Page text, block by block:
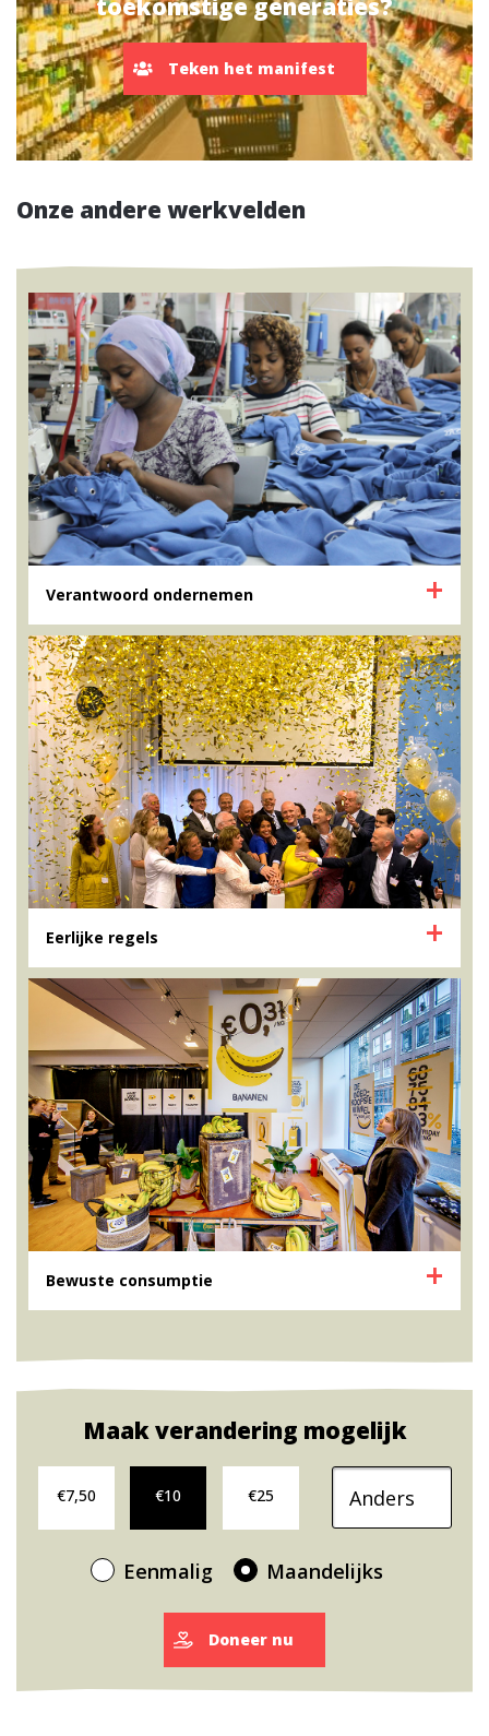
toekomstige generaties?
Teken het manifest
Onze andere werkvelden
Verantwoord ondernemen
Eerlijke regels
Bewuste consumptie
Maak verandering mogelijk
Eenmalig Maandelijks
€7,50 €10 €25
Doneer nu